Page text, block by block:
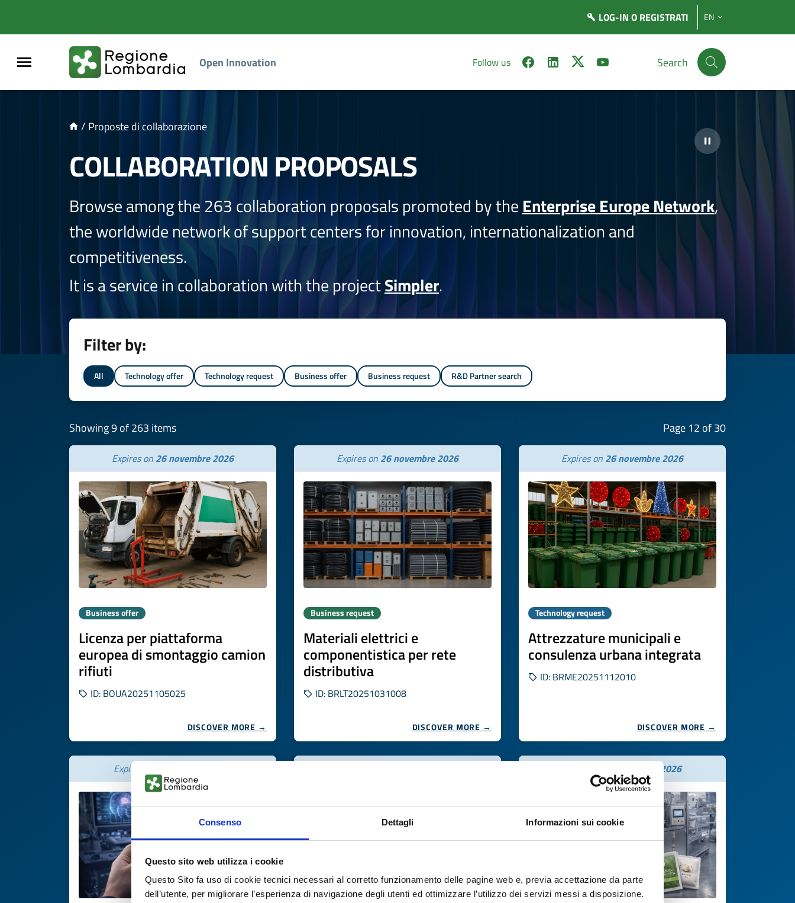
Consenso Dettagli Informazioni sui cookie
Questo sito web utilizza i cookie
Questo Sito fa uso di cookie tecnici necessari al corretto funzionamento delle pagine web e, previa accettazione da parte
dell’utente, per migliorare l’esperienza di navigazione degli utenti ed ottimizzare l’utilizzo dei servizi messi a disposizione.
LOG-IN O REGISTRATI EN
Open Innovation Follow us Search
/ Proposte di collaborazione
COLLABORATION PROPOSALS
Browse among the 263 collaboration proposals promoted by the Enterprise Europe Network,
the worldwide network of support centers for innovation, internationalization and
competitiveness.
It is a service in collaboration with the projectSimpler.
Filter by:
All Technology offer Technology request Business offer Business request R&D Partner search
Showing 9 of 263 items Page 12 of 30
Expires on 26 novembre 2026
Business offer
Licenza per piattaforma
europea di smontaggio camion
rifiuti
ID: BOUA20251105025
DISCOVER MORE →
Expires on 26 novembre 2026
Business request
Materiali elettrici e
componentistica per rete
distributiva
ID: BRLT20251031008
DISCOVER MORE →
Expires on 26 novembre 2026
Technology request
Attrezzature municipali e
consulenza urbana integrata
ID: BRME20251112010
DISCOVER MORE →
Expires on 22 dicembre 2026